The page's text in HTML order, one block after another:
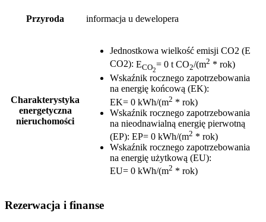
Przyroda informacja u dewelopera
Charakterystyka
energetyczna
nieruchomości
Jednostkowa wielkość emisji CO2 (E
CO2): ECO2
= 0 t CO2/(m2 * rok)
Wskaźnik rocznego zapotrzebowania
na energię końcową (EK):
EK= 0 kWh/(m2 * rok)
Wskaźnik rocznego zapotrzebowania
na nieodnawialną energię pierwotną
(EP): EP= 0 kWh/(m2 * rok)
Wskaźnik rocznego zapotrzebowania
na energię użytkową (EU):
EU= 0 kWh/(m2 * rok)
Rezerwacja i finanse